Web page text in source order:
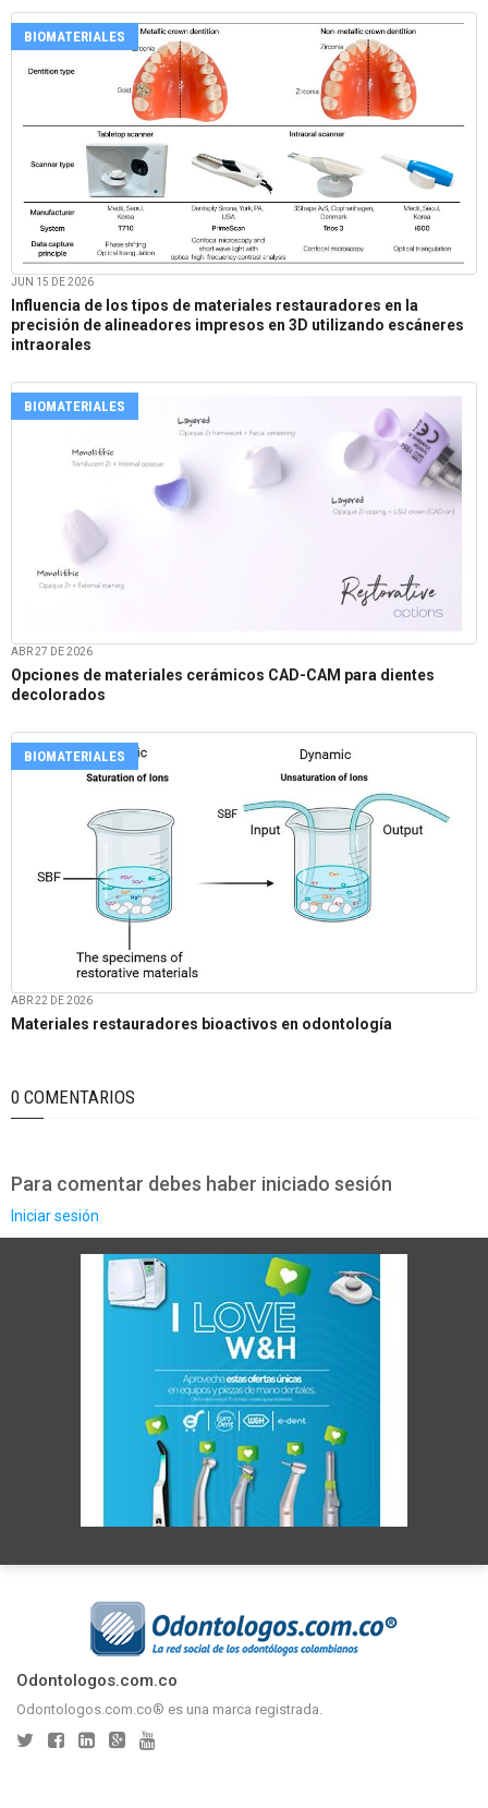
BIOMATERIALES
JUN 15 DE 2026
Influencia de los tipos de materiales restauradores en la
precisión de alineadores impresos en 3D utilizando escáneres
intraorales
BIOMATERIALES
ABR 27 DE 2026
Opciones de materiales cerámicos CAD-CAM para dientes
decolorados
BIOMATERIALES
ABR 22 DE 2026
Materiales restauradores bioactivos en odontología
0 COMENTARIOS
Para comentar debes haber iniciado sesión
Iniciar sesión
Odontologos.com.co
Odontologos.com.co® es una marca registrada.